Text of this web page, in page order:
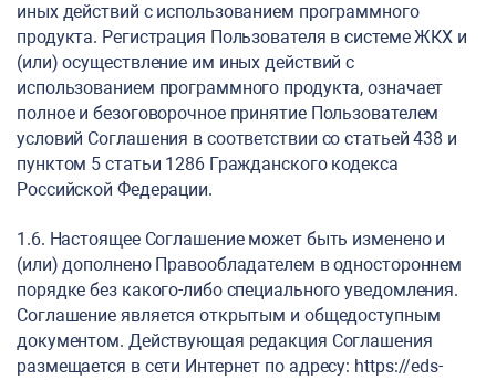
иных действий с использованием программного
продукта. Регистрация Пользователя в системе ЖКХ и
(или) осуществление им иных действий с
использованием программного продукта, означает
полное и безоговорочное принятие Пользователем
условий Соглашения в соответствии со статьей 438 и
пунктом 5 статьи 1286 Гражданского кодекса
Российской Федерации.
1.6. Настоящее Соглашение может быть изменено и
(или) дополнено Правообладателем в одностороннем
порядке без какого-либо специального уведомления.
Соглашение является открытым и общедоступным
документом. Действующая редакция Соглашения
размещается в сети Интернет по адресу: https://eds-